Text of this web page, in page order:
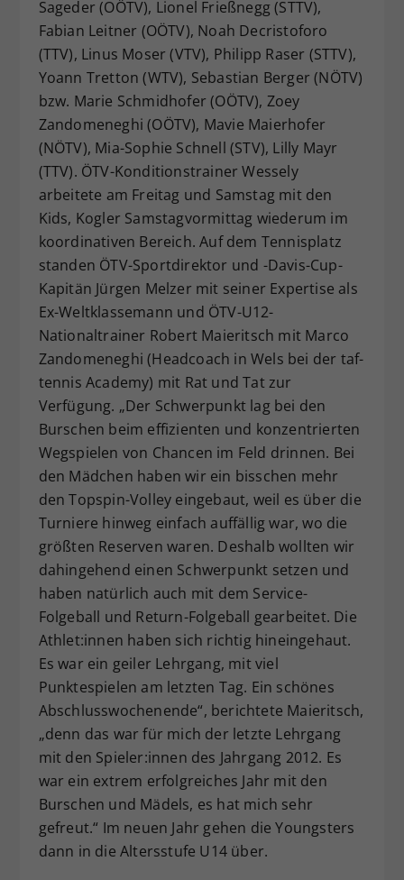
Sageder (OÖTV), Lionel Frießnegg (STTV),
Fabian Leitner (OÖTV), Noah Decristoforo
(TTV), Linus Moser (VTV), Philipp Raser (STTV),
Yoann Tretton (WTV), Sebastian Berger (NÖTV)
bzw. Marie Schmidhofer (OÖTV), Zoey
Zandomeneghi (OÖTV), Mavie Maierhofer
(NÖTV), Mia-Sophie Schnell (STV), Lilly Mayr
(TTV). ÖTV-Konditionstrainer Wessely
arbeitete am Freitag und Samstag mit den
Kids, Kogler Samstagvormittag wiederum im
koordinativen Bereich. Auf dem Tennisplatz
standen ÖTV-Sportdirektor und -Davis-Cup-
Kapitän Jürgen Melzer mit seiner Expertise als
Ex-Weltklassemann und ÖTV-U12-
Nationaltrainer Robert Maieritsch mit Marco
Zandomeneghi (Headcoach in Wels bei der taf-
tennis Academy) mit Rat und Tat zur
Verfügung. „Der Schwerpunkt lag bei den
Burschen beim effizienten und konzentrierten
Wegspielen von Chancen im Feld drinnen. Bei
den Mädchen haben wir ein bisschen mehr
den Topspin-Volley eingebaut, weil es über die
Turniere hinweg einfach auffällig war, wo die
größten Reserven waren. Deshalb wollten wir
dahingehend einen Schwerpunkt setzen und
haben natürlich auch mit dem Service-
Folgeball und Return-Folgeball gearbeitet. Die
Athlet:innen haben sich richtig hineingehaut.
Es war ein geiler Lehrgang, mit viel
Punktespielen am letzten Tag. Ein schönes
Abschlusswochenende“, berichtete Maieritsch,
„denn das war für mich der letzte Lehrgang
mit den Spieler:innen des Jahrgang 2012. Es
war ein extrem erfolgreiches Jahr mit den
Burschen und Mädels, es hat mich sehr
gefreut.“ Im neuen Jahr gehen die Youngsters
dann in die Altersstufe U14 über.